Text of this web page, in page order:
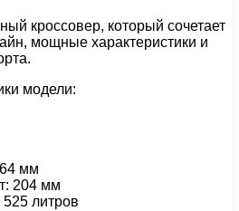
кроссовер, который сочетает
мощные характеристики и
модели:
мм
204 мм
литров